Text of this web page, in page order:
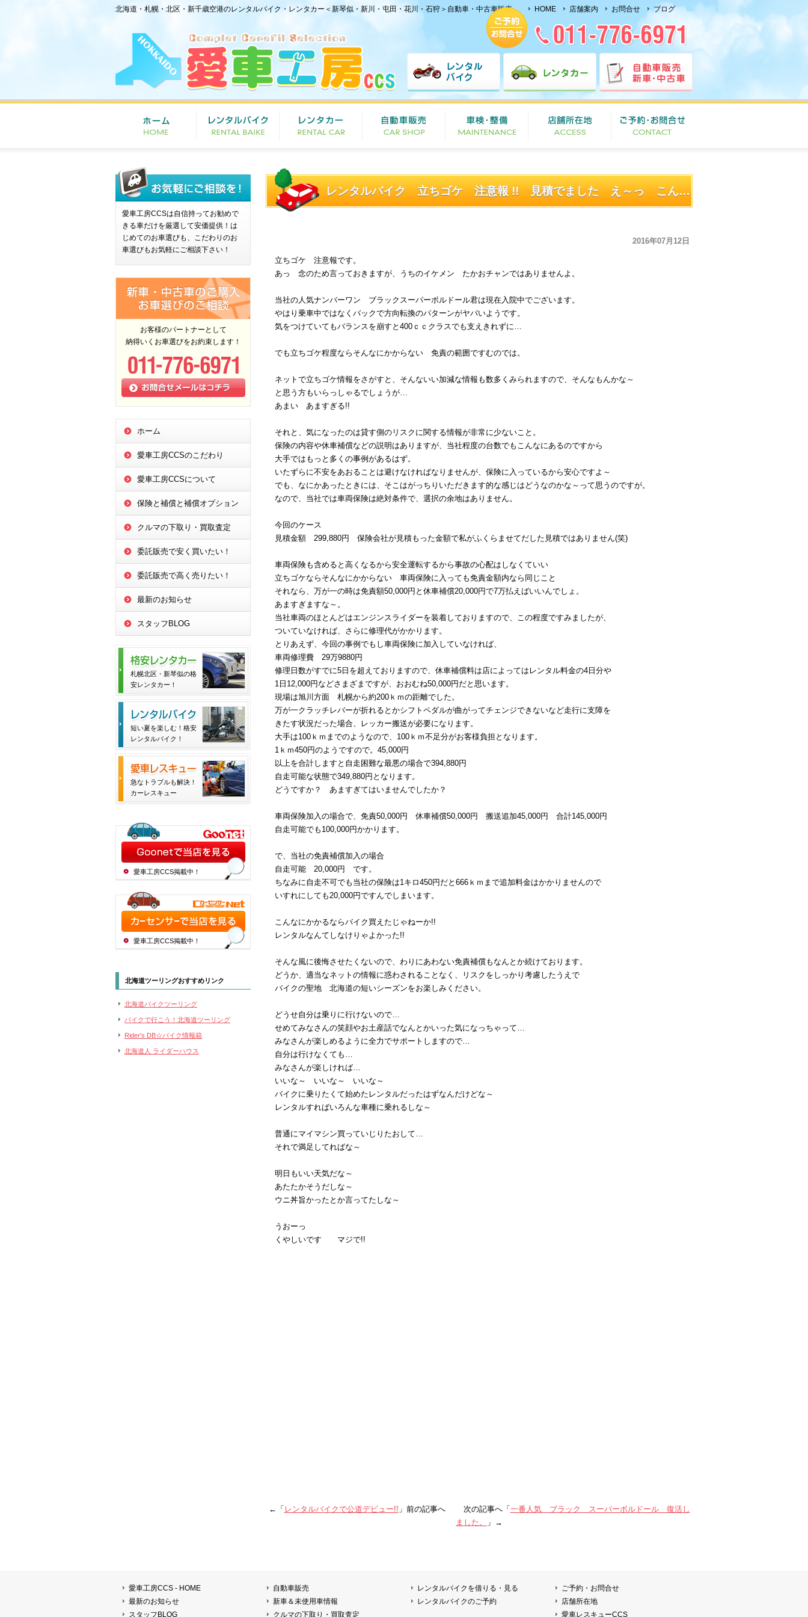
北海道・札幌・北区・新千歳空港のレンタルバイク・レンタカー＜新琴似・新川・屯田・花川・石狩＞自動車・中古車販売 HOME 店舗案内 お問合せ ブログ
レンタルバイク 立ちゴケ 注意報 !! 見積でました え～っ こんなにー
2016年07月12日
立ちゴケ 注意報です。
あっ 念のため言っておきますが、うちのイケメン たかおチャンではありませんよ。
当社の人気ナンバーワン ブラックスーパーボルドール君は現在入院中でございます。
やはり乗車中ではなくバックで方向転換のパターンがヤバいようです。
気をつけていてもバランスを崩すと400ｃｃクラスでも支えきれずに…
でも立ちゴケ程度ならそんなにかからない 免責の範囲ですむのでは。
ネットで立ちゴケ情報をさがすと、そんないい加減な情報も数多くみられますので、そんなもんかな～
と思う方もいらっしゃるでしょうが…
あまい あますぎる!!
それと、気になったのは貸す側のリスクに関する情報が非常に少ないこと。
保険の内容や休車補償などの説明はありますが、当社程度の台数でもこんなにあるのですから
大手ではもっと多くの事例があるはず。
いたずらに不安をあおることは避けなければなりませんが、保険に入っているから安心ですよ～
でも、なにかあったときには、そこはがっちりいただきます的な感じはどうなのかな～って思うのですが。
なので、当社では車両保険は絶対条件で、選択の余地はありません。
今回のケース
見積金額 299,880円 保険会社が見積もった金額で私がふくらませてだした見積ではありません(笑)
車両保険も含めると高くなるから安全運転するから事故の心配はしなくていい
立ちゴケならそんなにかからない 車両保険に入っても免責金額内なら同じこと
それなら、万が一の時は免責額50,000円と休車補償20,000円で7万払えばいいんでしょ。
あますぎますな～。
当社車両のほとんどはエンジンスライダーを装着しておりますので、この程度ですみましたが、
ついていなければ、さらに修理代がかかります。
とりあえず、今回の事例でもし車両保険に加入していなければ、
車両修理費 29万9880円
修理日数がすでに5日を超えておりますので、休車補償料は店によってはレンタル料金の4日分や
1日12,000円などさまざまですが、おおむね50,000円だと思います。
現場は旭川方面 札幌から約200ｋｍの距離でした。
万が一クラッチレバーが折れるとかシフトペダルが曲がってチェンジできないなど走行に支障を
きたす状況だった場合、レッカー搬送が必要になります。
大手は100ｋｍまでのようなので、100ｋｍ不足分がお客様負担となります。
1ｋｍ450円のようですので。45,000円
以上を合計しますと自走困難な最悪の場合で394,880円
自走可能な状態で349,880円となります。
どうですか？ あますぎてはいませんでしたか？
車両保険加入の場合で、免責50,000円 休車補償50,000円 搬送追加45,000円 合計145,000円
自走可能でも100,000円かかります。
で、当社の免責補償加入の場合
自走可能 20,000円 です。
ちなみに自走不可でも当社の保険は1キロ450円だと666ｋｍまで追加料金はかかりませんので
いすれにしても20,000円ですんでしまいます。
こんなにかかるならバイク買えたじゃねーか!!
レンタルなんてしなけりゃよかった!!
そんな風に後悔させたくないので、わりにあわない免責補償もなんとか続けております。
どうか、適当なネットの情報に惑わされることなく、リスクをしっかり考慮したうえで
バイクの聖地 北海道の短いシーズンをお楽しみください。
どうせ自分は乗りに行けないので…
せめてみなさんの笑顔やお土産話でなんとかいった気になっちゃって…
みなさんが楽しめるように全力でサポートしますので…
自分は行けなくても…
みなさんが楽しければ…
いいな～ いいな～ いいな～
バイクに乗りたくて始めたレンタルだったはずなんだけどな～
レンタルすればいろんな車種に乗れるしな～
普通にマイマシン買っていじりたおして…
それで満足してればな～
明日もいい天気だな～
あたたかそうだしな～
ウニ丼旨かったとか言ってたしな～
うおーっ
くやしいです マジで!!
←「 レンタルバイクで公道デビュー!! 」前の記事へ 次の記事へ「 一番人気 ブラック スーパーボルドール 復活し
ました。
」→
愛車工房CCSは自信持ってお勧めで
きる車だけを厳選して安価提供！は
じめてのお車選びも、こだわりのお
車選びもお気軽にご相談下さい！
お客様のパートナーとして
納得いくお車選びをお約束します！
ホーム
愛車工房CCSのこだわり
愛車工房CCSについて
保険と補償と補償オプション
クルマの下取り・買取査定
委託販売で安く買いたい！
委託販売で高く売りたい！
最新のお知らせ
スタッフBLOG
札幌北区・新琴似の格
安レンタカー！
短い夏を楽しむ！格安
レンタルバイク！
急なトラブルも解決！
カーレスキュー
愛車工房CCS掲載中！
愛車工房CCS掲載中！
北海道ツーリングおすすめリンク
北海道バイクツーリング
バイクで行こう！北海道ツーリング
Rider's DB☆バイク情報箱
北海道人 ライダーハウス
愛車工房CCS - HOME
最新のお知らせ
スタッフBLOG
自動車販売
新車＆未使用車情報
クルマの下取り・買取査定
レンタルバイクを借りる・見る
レンタルバイクのご予約
ご予約・お問合せ
店舗所在地
愛車レスキューCCS